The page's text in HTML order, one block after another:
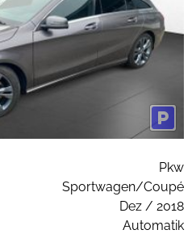
Pkw
Sportwagen/Coupé
Dez / 2018
Automatik